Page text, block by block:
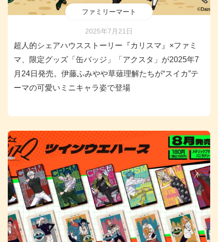
ファミリーマート
2025年7月21日
超人的シェアハウスストーリー『カリスマ』×ファミ
マ、限定グッズ「缶バッジ」「アクスタ」が2025年7
月24日発売。伊藤ふみやや草薙理解たちが“スイカ”テ
ーマの可愛いミニキャラ姿で登場